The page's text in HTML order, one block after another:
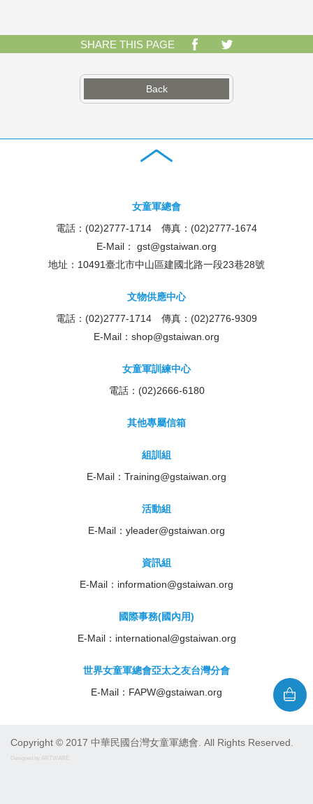
SHARE THIS PAGE
Back
女童軍總會
電話：(02)2777-1714 傳真：(02)2777-1674
E-Mail： gst@gstaiwan.org
地址：10491臺北市中山區建國北路一段23巷28號
文物供應中心
電話：(02)2777-1714 傳真：(02)2776-9309
E-Mail： shop@gstaiwan.org
女童軍訓練中心
電話：(02)2666-6180
其他專屬信箱
組訓組
E-Mail： Training@gstaiwan.org
活動組
E-Mail： yleader@gstaiwan.org
資訊組
E-Mail： information@gstaiwan.org
國際事務(國內用)
E-Mail： international@gstaiwan.org
世界女童軍總會亞太之友台灣分會
E-Mail： FAPW@gstaiwan.org
Copyright © 2017 中華民國台灣女童軍總會. All Rights Reserved.
Designed by ARTWARE